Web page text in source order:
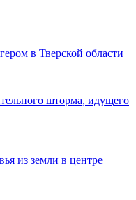
в Тверской области
шторма, идущего
из земли в центре